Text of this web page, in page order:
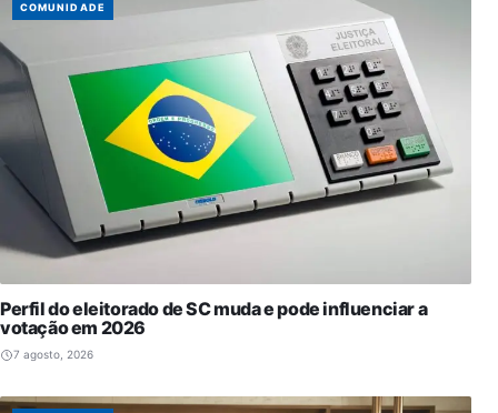
COMUNIDADE
Perfil do eleitorado de SC muda e pode influenciar a
votação em 2026
7 agosto, 2026